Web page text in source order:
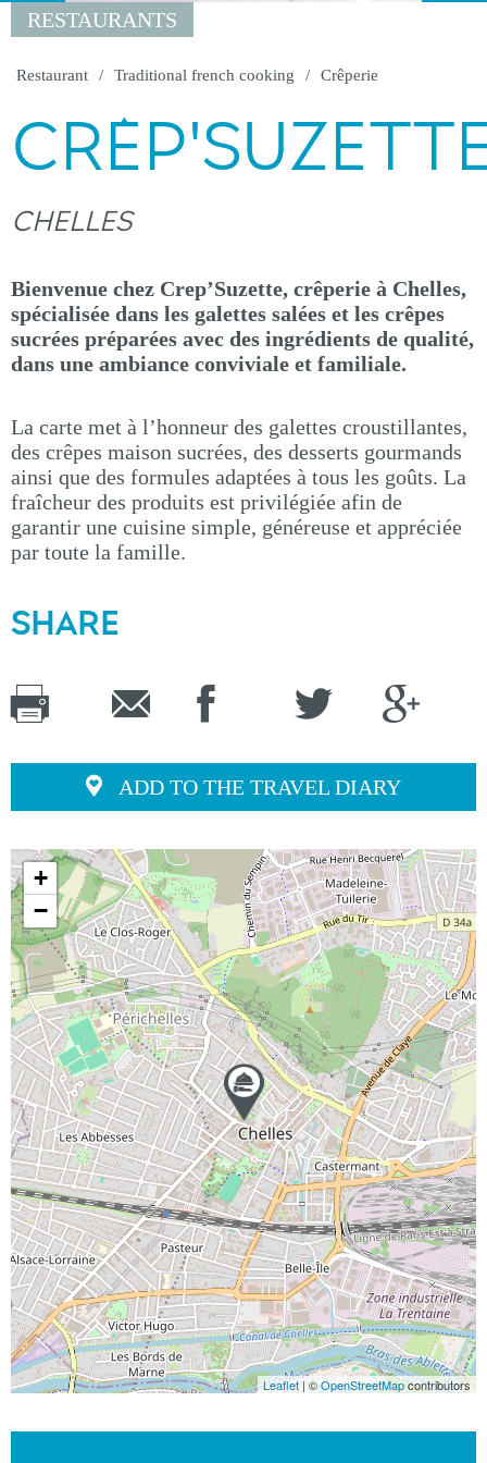
RESTAURANTS
Restaurant Traditional french cooking Crêperie
CHELLES
Bienvenue chez Crep’Suzette, crêperie à Chelles,
spécialisée dans les galettes salées et les crêpes
sucrées préparées avec des ingrédients de qualité,
dans une ambiance conviviale et familiale.
La carte met à l’honneur des galettes croustillantes,
des crêpes maison sucrées, des desserts gourmands
ainsi que des formules adaptées à tous les goûts. La
fraîcheur des produits est privilégiée afin de
garantir une cuisine simple, généreuse et appréciée
par toute la famille.
SHARE
ADD TO THE TRAVEL DIARY
+
−
Leaflet | ©OpenStreetMapcontributors